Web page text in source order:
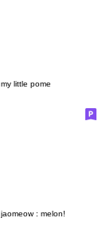
my little pome
jaomeow : melon!